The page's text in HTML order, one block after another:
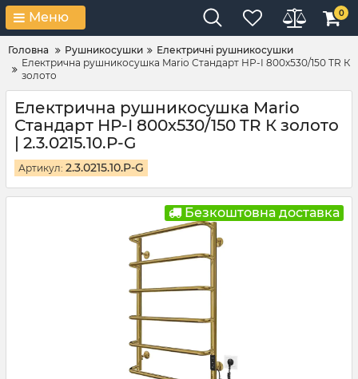
Меню 0
Головна Рушникосушки
Електричні рушникосушки
Електрична рушникосушка Mario Стандарт НР-І 800х530/150 TR К
золото
Електрична рушникосушка Mario
Стандарт НР-І 800х530/150 TR К золото
| 2.3.0215.10.P-G
Артикул: 2.3.0215.10.P-G
Безкоштовна доставка